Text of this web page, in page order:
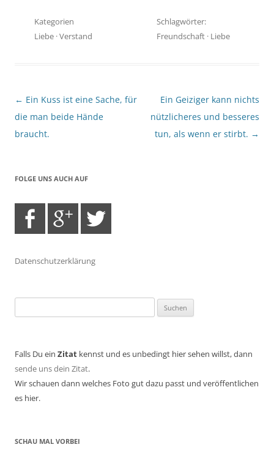
Kategorien
Liebe ·Verstand
Schlagwörter:
Freundschaft · Liebe
Beitragsnavigation
← Ein Kuss ist eine Sache, für
die man beide Hände
braucht.
Ein Geiziger kann nichts
nützlicheres und besseres
tun, als wenn er stirbt. →
FOLGE UNS AUCH AUF
Datenschutzerklärung
nach:
Falls Du ein Zitat kennst und es unbedingt hier sehen willst, dann
sende uns dein Zitat.
Wir schauen dann welches Foto gut dazu passt und veröffentlichen
es hier.
SCHAU MAL VORBEI